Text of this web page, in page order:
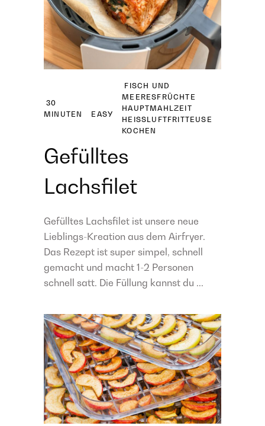
30
MINUTEN
EASY
FISCH UND
MEERESFRÜCHTE
HAUPTMAHLZEIT
HEISSLUFTFRITTEUSE
KOCHEN
Gefülltes
Lachsfilet
Gefülltes Lachsfilet ist unsere neue
Lieblings-Kreation aus dem Airfryer.
Das Rezept ist super simpel, schnell
gemacht und macht 1-2 Personen
schnell satt. Die Füllung kannst du ...